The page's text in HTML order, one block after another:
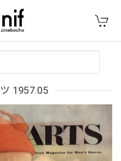
1957.05